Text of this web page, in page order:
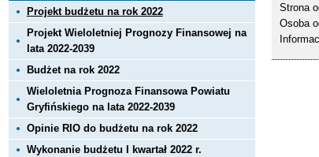
Projekt budżetu na rok 2022
Projekt Wieloletniej Prognozy Finansowej na
lata 2022-2039
Budżet na rok 2022
Wieloletnia Prognoza Finansowa Powiatu
Gryfińskiego na lata 2022-2039
Opinie RIO do budżetu na rok 2022
Wykonanie budżetu I kwartał 2022 r.
Strona
Osoba